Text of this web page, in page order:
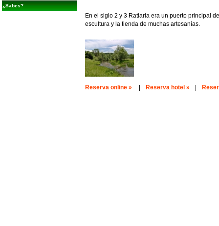
¿Sabes?
En el siglo 2 y 3 Ratiaria era un puerto principal
escultura y la tienda de muchas artesanías.
Reserva online » Reserva hotel »